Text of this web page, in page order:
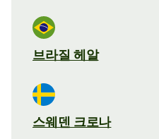
브라질 헤알
스웨덴 크로나